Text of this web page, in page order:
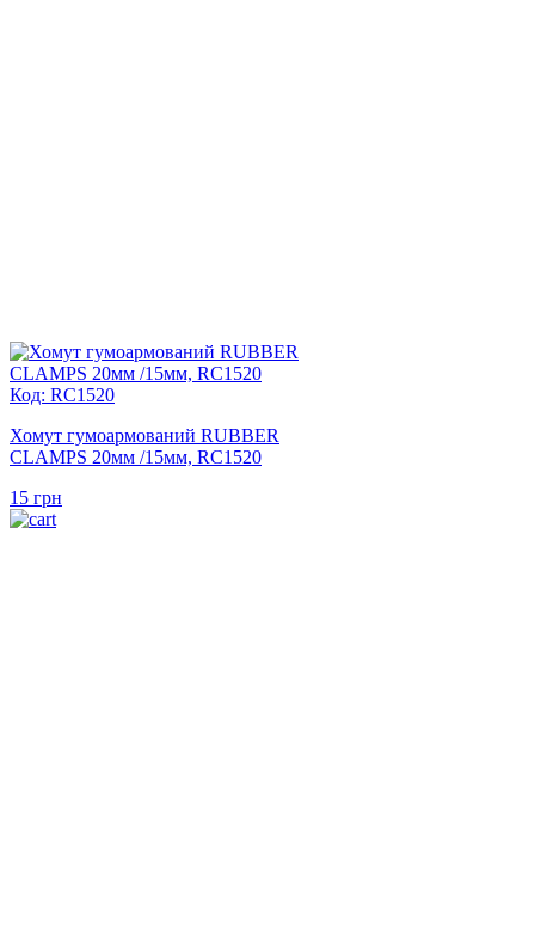
Код: RC1520
Хомут гумоармований RUBBER
CLAMPS 20мм /15мм, RC1520
15 грн